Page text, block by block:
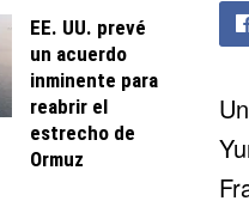
EE. UU. prevé
un acuerdo
inminente para
reabrir el
estrecho de
Ormuz